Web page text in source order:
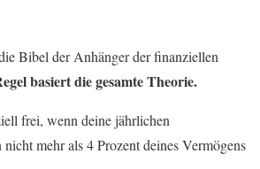
Bibel der Anhänger der finanziellen
basiert die gesamte Theorie.
frei, wenn deine jährlichen
mehr als 4 Prozent deines Vermögens